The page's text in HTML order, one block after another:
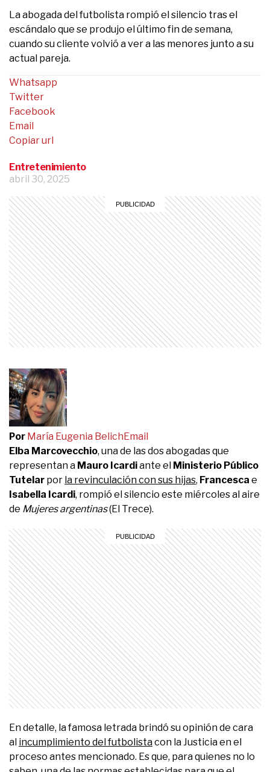
La abogada del futbolista rompió el silencio tras el
escándalo que se produjo el último fin de semana,
cuando su cliente volvió a ver a las menores junto a su
actual pareja.
Entretenimiento
abril 30, 2025
Whatsapp
Twitter
Facebook
Email
Copiar url
Por María Eugenia BelichEmail
Elba Marcovecchio, una de las dos abogadas que
representan a Mauro Icardiante el Ministerio Público
Tutelar por la revinculación con sus hijas, Francesca e
Isabella Icardi, rompió el silencio este miércoles al aire
de Mujeres argentinas(El Trece).
En detalle, la famosa letrada brindó su opinión de cara
al incumplimiento del futbolistacon la Justicia en el
proceso antes mencionado. Es que, para quienes no lo